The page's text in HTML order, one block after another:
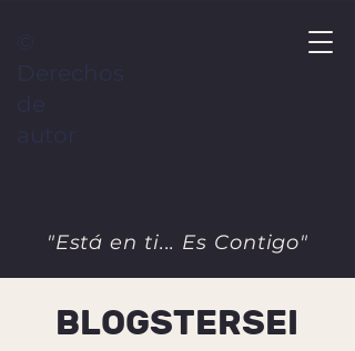
"Está en ti... Es Contigo"
©
Derechos
de
autor
BLOGSTERSEI